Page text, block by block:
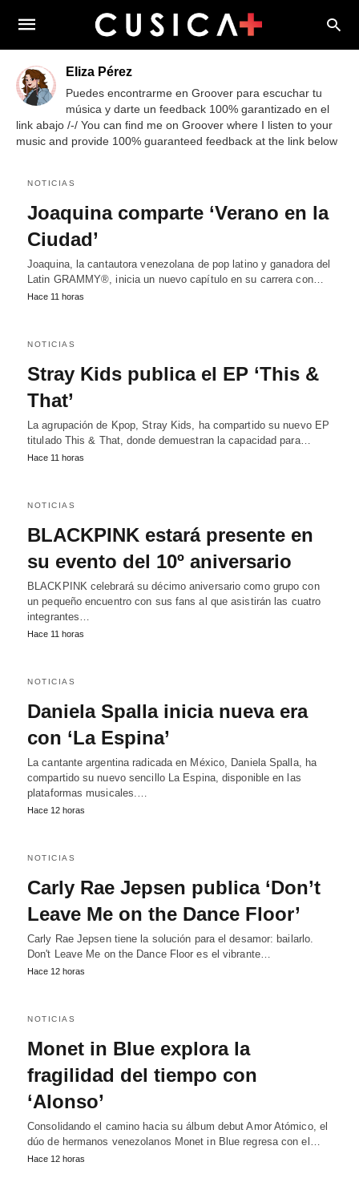
Eliza Pérez
Puedes encontrarme en Groover para escuchar tu
música y darte un feedback 100% garantizado en el
link abajo /-/ You can find me on Groover where I listen to your
music and provide 100% guaranteed feedback at the link below
NOTICIAS
Joaquina comparte ‘Verano en la
Ciudad’
Joaquina, la cantautora venezolana de pop latino y ganadora del
Latin GRAMMY®, inicia un nuevo capítulo en su carrera con…
Hace 11 horas
NOTICIAS
Stray Kids publica el EP ‘This &
That’
La agrupación de Kpop, Stray Kids, ha compartido su nuevo EP
titulado This & That, donde demuestran la capacidad para…
Hace 11 horas
NOTICIAS
BLACKPINK estará presente en
su evento del 10º aniversario
BLACKPINK celebrará su décimo aniversario como grupo con
un pequeño encuentro con sus fans al que asistirán las cuatro
integrantes…
Hace 11 horas
NOTICIAS
Daniela Spalla inicia nueva era
con ‘La Espina’
La cantante argentina radicada en México, Daniela Spalla, ha
compartido su nuevo sencillo La Espina, disponible en las
plataformas musicales.…
Hace 12 horas
NOTICIAS
Carly Rae Jepsen publica ‘Don’t
Leave Me on the Dance Floor’
Carly Rae Jepsen tiene la solución para el desamor: bailarlo.
Don't Leave Me on the Dance Floor es el vibrante…
Hace 12 horas
NOTICIAS
Monet in Blue explora la
fragilidad del tiempo con
‘Alonso’
Consolidando el camino hacia su álbum debut Amor Atómico, el
dúo de hermanos venezolanos Monet in Blue regresa con el…
Hace 12 horas